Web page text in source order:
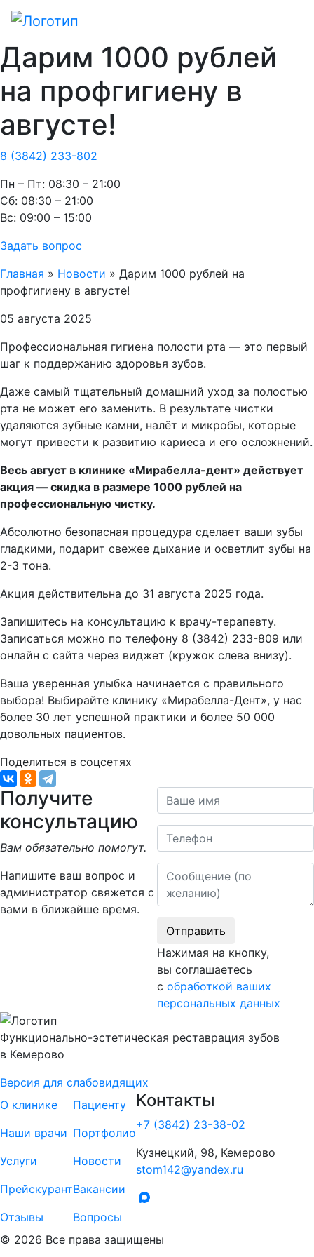
Дарим 1000 рублей
на профгигиену в
августе!
8 (3842) 233-802
Пн – Пт: 08:30 – 21:00
Cб: 08:30 – 21:00
Вс: 09:00 – 15:00
Задать вопрос
Главная » Новости » Дарим 1000 рублей на
профгигиену в августе!
05 августа 2025
Профессиональная гигиена полости рта — это первый
шаг к поддержанию здоровья зубов.
Даже самый тщательный домашний уход за полостью
рта не может его заменить. В результате чистки
удаляются зубные камни, налёт и микробы, которые
могут привести к развитию кариеса и его осложнений.
Весь август в клинике «Мирабелла-дент» действует
акция — скидка в размере 1000 рублей на
профессиональную чистку.
Абсолютно безопасная процедура сделает ваши зубы
гладкими, подарит свежее дыхание и осветлит зубы на
2-3 тона.
Акция действительна до 31 августа 2025 года.
Запишитесь на консультацию к врачу-терапевту.
Записаться можно по телефону 8 (3842) 233-809 или
онлайн с сайта через виджет (кружок слева внизу).
Ваша уверенная улыбка начинается с правильного
выбора! Выбирайте клинику «Мирабелла-Дент», у нас
более 30 лет успешной практики и более 50 000
довольных пациентов.
Поделиться в соцсетях
Получите
консультацию
Вам обязательно помогут.
Напишите ваш вопрос и
администратор свяжется с
вами в ближайше время.
Ваше имя
Телефон
Сообщение
Отправить
Нажимая на кнопку,
вы соглашаетесь
с обработкой ваших
персональных данных
Функционально-эстетическая реставрация зубов
в Кемерово
Версия для слабовидящих
О клинике
Наши врачи
Услуги
Прейскурант
Отзывы
Пациенту
Портфолио
Новости
Вакансии
Вопросы
Контакты
+7 (3842) 23-38-02
Кузнецкий, 98, Кемерово
stom142@yandex.ru
© 2026 Все права защищены